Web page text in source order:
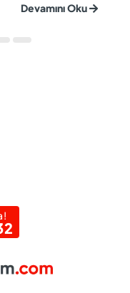
veya
onarım ma...
Devamını Oku